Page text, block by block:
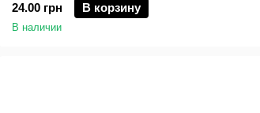
24.00 грн
В корзину
В наличии